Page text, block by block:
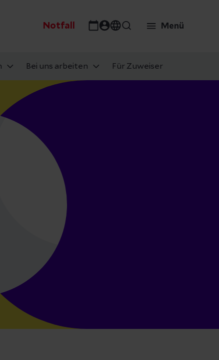
Notfall Menü
Bei uns arbeiten Für Zuweiser